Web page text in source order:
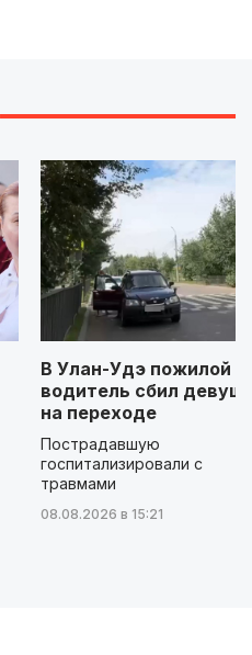
В Улан-Удэ пожилой
водитель сбил
на переходе
Пострадавшую
госпитализировали с
травмами
08.08.2026 в 15:21